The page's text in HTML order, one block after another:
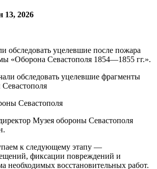
13, 2026
обследовать уцелевшие после пожара
«Оборона Севастополя 1854—1855 гг.».
Севастополя
Музея обороны Севастополя
к следующему этапу —
фиксации повреждений и
необходимых восстановительных работ.